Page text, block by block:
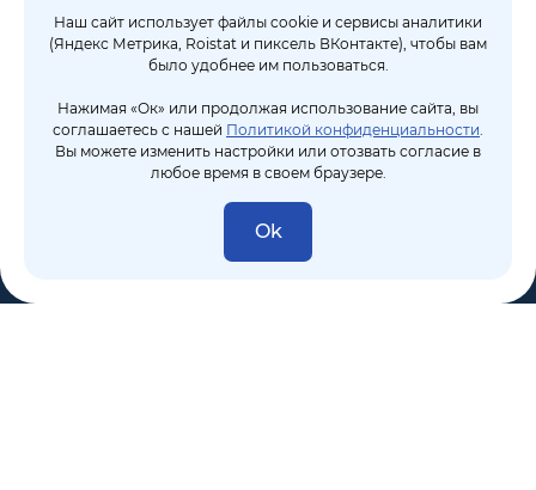
Наш сайт использует файлы cookie и сервисы аналитики
(Яндекс Метрика, Roistat и пиксель ВКонтакте), чтобы вам
было удобнее им пользоваться.
Нажимая «Ок» или продолжая использование сайта, вы
соглашаетесь с нашей Политикой конфиденциальности.
Вы можете изменить настройки или отозвать согласие в
любое время в своем браузере.
Ok